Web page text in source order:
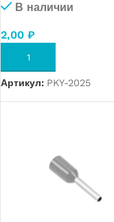
(синий), упак. 500 шт.
В наличии
2,00 ₽
В КОРЗИНУ
Артикул: PKY-2025